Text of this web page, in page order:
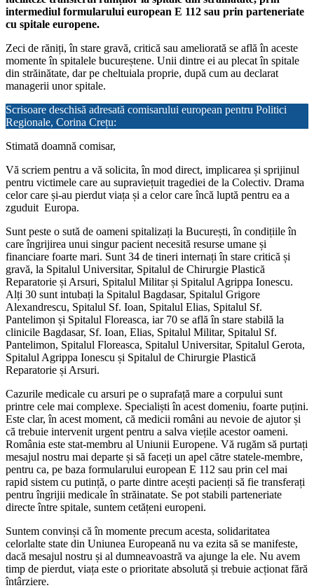
intermediul formularului european E 112 sau prin parteneriate
cu spitale europene.
Zeci de răniți, în stare gravă, critică sau ameliorată se află în aceste
momente în spitalele bucureștene. Unii dintre ei au plecat în spitale
din străinătate, dar pe cheltuiala proprie, după cum au declarat
managerii unor spitale.
Scrisoare deschisă adresată comisarului european pentru Politici
Regionale, Corina Crețu:
Stimată doamnă comisar,
Vă scriem pentru a vă solicita, în mod direct, implicarea și sprijinul
pentru victimele care au supraviețuit tragediei de la Colectiv. Drama
celor care și-au pierdut viața și a celor care încă luptă pentru ea a
zguduit Europa.
Sunt peste o sută de oameni spitalizați la București, în condițiile în
care îngrijirea unui singur pacient necesită resurse umane și
financiare foarte mari. Sunt 34 de tineri internați în stare critică și
gravă, la Spitalul Universitar, Spitalul de Chirurgie Plastică
Reparatorie și Arsuri, Spitalul Militar și Spitalul Agrippa Ionescu.
Alți 30 sunt intubați la Spitalul Bagdasar, Spitalul Grigore
Alexandrescu, Spitalul Sf. Ioan, Spitalul Elias, Spitalul Sf.
Pantelimon și Spitalul Floreasca, iar 70 se află în stare stabilă la
clinicile Bagdasar, Sf. Ioan, Elias, Spitalul Militar, Spitalul Sf.
Pantelimon, Spitalul Floreasca, Spitalul Universitar, Spitalul Gerota,
Spitalul Agrippa Ionescu și Spitalul de Chirurgie Plastică
Reparatorie și Arsuri.
Cazurile medicale cu arsuri pe o suprafață mare a corpului sunt
printre cele mai complexe. Specialiști în acest domeniu, foarte puțini.
Este clar, în acest moment, că medicii români au nevoie de ajutor și
că trebuie intervenit urgent pentru a salva viețile acestor oameni.
România este stat-membru al Uniunii Europene. Vă rugăm să purtați
mesajul nostru mai departe și să faceți un apel către statele-membre,
pentru ca, pe baza formularului european E 112 sau prin cel mai
rapid sistem cu putință, o parte dintre acești pacienți să fie transferați
pentru îngrijii medicale în străinatate. Se pot stabili parteneriate
directe între spitale, suntem cetățeni europeni.
Suntem convinși că în momente precum acesta, solidaritatea
celorlalte state din Uniunea Europeană nu va ezita să se manifeste,
dacă mesajul nostru și al dumneavoastră va ajunge la ele. Nu avem
timp de pierdut, viața este o prioritate absolută și trebuie acționat fără
întârziere.